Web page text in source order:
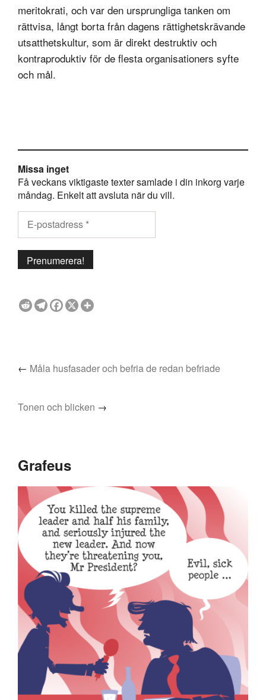
meritokrati, och var den ursprungliga tanken om
rättvisa, långt borta från dagens rättighetskrävande
utsatthetskultur, som är direkt destruktiv och
kontraproduktiv för de flesta organisationers syfte
och mål.
Missa inget
Få veckans viktigaste texter samlade i din inkorg varje
måndag. Enkelt att avsluta när du vill.
← Måla husfasader och befria de redan befriade
Tonen och blicken →
Grafeus